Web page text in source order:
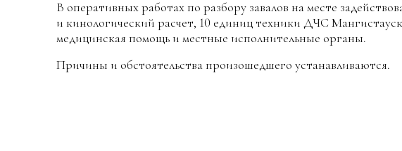
В оперативных работах по разбору завалов на месте
и кинологический расчет, 10 единиц техники ДЧС
медицинская помощь и местные исполнительные органы.
Причины и обстоятельства произошедшего устанавливаются.